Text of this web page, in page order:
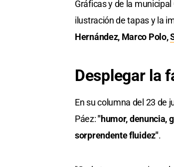
Gráficas y de la
ilustración de tapas y la
Hernández, Marco Polo,
Desplegar la
En su columna del 23 de
Páez:"humor, denuncia,
sorprendente fluidez".